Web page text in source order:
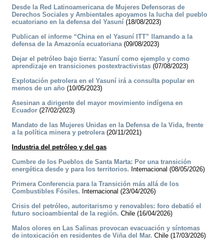
Desde la Red Latinoamericana de Mujeres Defensoras de
Derechos Sociales y Ambientales apoyamos la lucha del pueblo
ecuatoriano en la defensa del Yasuní (18/08/2023)
Publican el informe “China en el Yasuní ITT” llamando a la
defensa de la Amazonía ecuatoriana(09/08/2023)
Dejar el petróleo bajo tierra: Yasuní como ejemplo y como
aprendizaje en transiciones postextractivistas (07/08/2023)
Explotación petrolera en el Yasuní irá a consulta popular en
menos de un año (10/05/2023)
Asesinan a dirigente del mayor movimiento indígena en
Ecuador (27/02/2023)
Mandato de las Mujeres Unidas en la Defensa de la Vida, frente
a la política minera y petrolera(20/11/2021)
Industria del petróleo y del gas
Cumbre de los Pueblos de Santa Marta: Por una transición
energética desde y para los territorios. Internacional (08/05/2026)
Primera Conferencia para la Transición más allá de los
Combustibles Fósiles. Internacional (23/04/2026)
Crisis del petróleo, autoritarismo y renovables: foro debatió el
futuro socioambiental de la región. Chile (16/04/2026)
Malos olores en Las Salinas provocan evacuación y síntomas
de intoxicación en residentes de Viña del Mar. Chile (17/03/2026)